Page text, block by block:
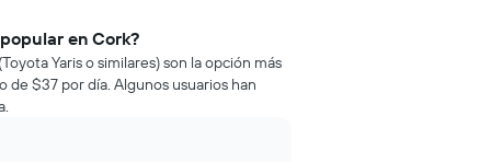
en Cork?
Yaris o similares) son la opción más
$37 por día. Algunos usuarios han